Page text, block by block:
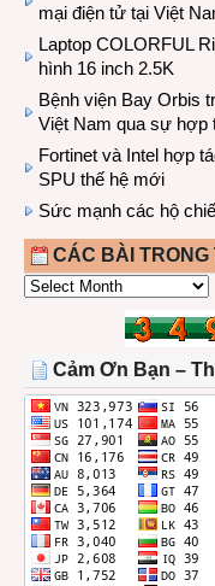
mại điện tử tại Việt
Laptop COLORFUL
hình 16 inch 2.5K
Bệnh viện Bay Orbis
Việt Nam qua sự hợp
Fortinet và Intel hợp
SPU thế hệ mới
Sức mạnh các hộ
CÁC BÀI TRONG
CÁC
THÁNG
Cảm Ơn Bạn –